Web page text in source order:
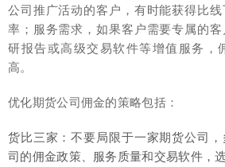
公司推广活动的客户，有时能获得比
率；服务需求，如果客户需要专属的
研报告或高级交易软件等增值服务，
高。
优化期货公司佣金的策略包括：
货比三家：不要局限于一家期货公司
司的佣金政策、服务质量和交易软件，